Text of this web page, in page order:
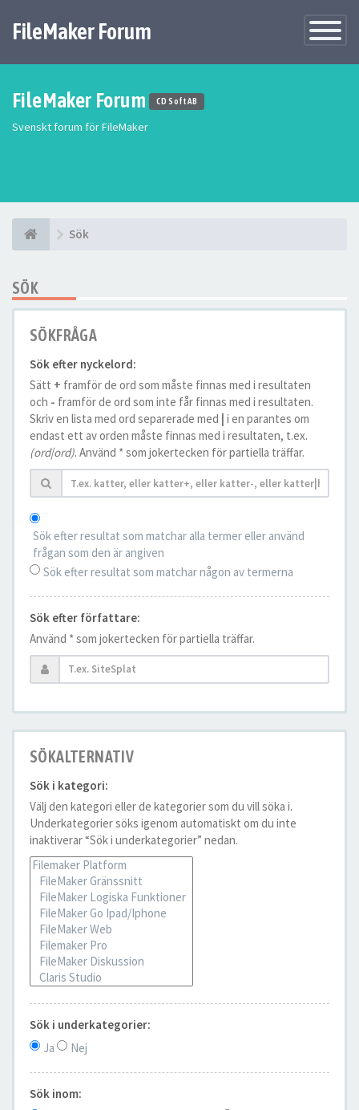
Växla
FileMaker Forum
FileMaker Forum CD Soft AB
Svenskt forum för FileMaker
Sök
SÖK
SÖKFRÅGA
Sök efter nyckelord:
Sätt + framför de ord som måste finnas med i resultaten
och - framför de ord som inte får finnas med i resultaten.
Skriv en lista med ord separerade med | i en parantes om
endast ett av orden måste finnas med i resultaten, t.ex.
(ord|ord). Använd * som jokertecken för partiella träffar.
Sök efter resultat som matchar alla termer eller använd
frågan som den är angiven
Sök efter resultat som matchar någon av termerna
Sök efter författare:
Använd * som jokertecken för partiella träffar.
SÖKALTERNATIV
Sök i kategori:
Välj den kategori eller de kategorier som du vill söka i.
Underkategorier söks igenom automatiskt om du inte
inaktiverar “Sök i underkategorier” nedan.
Sök i underkategorier:
Ja
Nej
Sök inom: